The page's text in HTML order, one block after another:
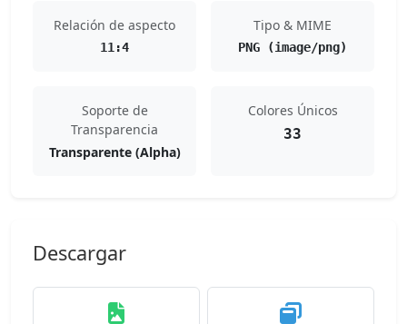
Relación de aspecto
11:4
Tipo & MIME
PNG (image/png)
Soporte de
Transparencia
Transparente (Alpha)
Colores Únicos
33
Descargar